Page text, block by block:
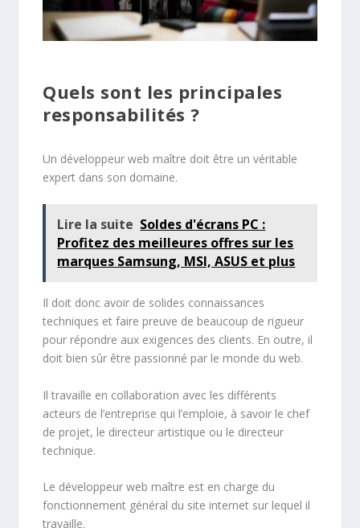
Quels sont les principales
responsabilités ?
Un développeur web maître doit être un véritable
expert dans son domaine.
Lire la suite Soldes d'écrans PC :
Profitez des meilleures offres sur les
marques Samsung, MSI, ASUS et plus
Il doit donc avoir de solides connaissances
techniques et faire preuve de beaucoup de rigueur
pour répondre aux exigences des clients. En outre, il
doit bien sûr être passionné par le monde du web.
Il travaille en collaboration avec les différents
acteurs de l’entreprise qui l’emploie, à savoir le chef
de projet, le directeur artistique ou le directeur
technique.
Le développeur web maître est en charge du
fonctionnement général du site internet sur lequel il
travaille.